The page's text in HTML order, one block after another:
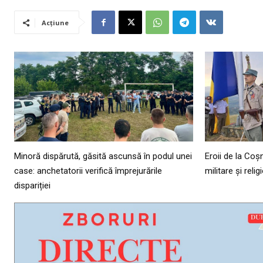
Acțiune
Minoră dispărută, găsită ascunsă în podul unei
case: anchetatorii verifică împrejurările
dispariției
Eroii de la
militare și